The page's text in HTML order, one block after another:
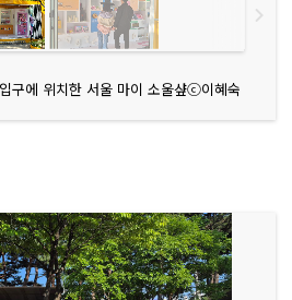
구에 위치한 서울 마이 소울샾ⓒ이혜숙